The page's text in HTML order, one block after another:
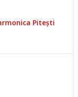
Pitești